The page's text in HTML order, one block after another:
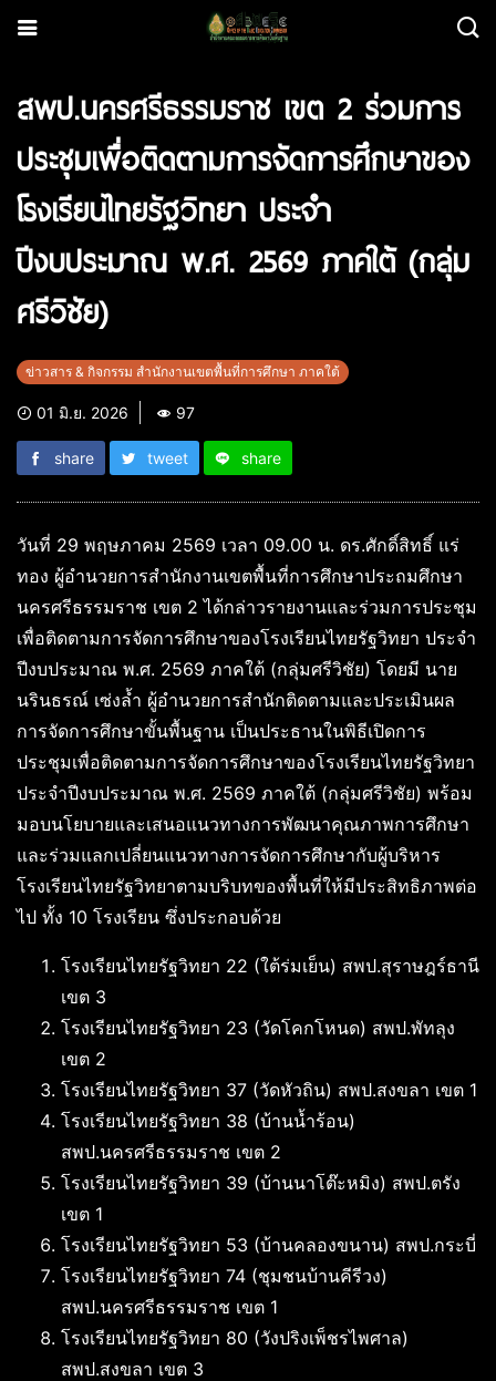
สพป.นครศรีธรรมราช เขต 2 ร่วมการ
ประชุมเพื่อติดตามการจัดการศึกษาของ
โรงเรียนไทยรัฐวิทยา ประจำ
ปีงบประมาณ พ.ศ. 2569 ภาคใต้ (กลุ่ม
ศรีวิชัย)
ข่าวสาร & กิจกรรม สำนักงานเขตพื้นที่การศึกษา ภาคใต้
01 มิ.ย. 2026 97
share tweet share
วันที่ 29 พฤษภาคม 2569 เวลา 09.00 น. ดร.ศักดิ์สิทธิ์ แร่
ทอง ผู้อำนวยการสำนักงานเขตพื้นที่การศึกษาประถมศึกษา
นครศรีธรรมราช เขต 2 ได้กล่าวรายงานและร่วมการประชุม
เพื่อติดตามการจัดการศึกษาของโรงเรียนไทยรัฐวิทยา ประจำ
ปีงบประมาณ พ.ศ. 2569 ภาคใต้ (กลุ่มศรีวิชัย) โดยมี นาย
นรินธรณ์ เซ่งล้ำ ผู้อำนวยการสำนักติดตามและประเมินผล
การจัดการศึกษาขั้นพื้นฐาน เป็นประธานในพิธีเปิดการ
ประชุมเพื่อติดตามการจัดการศึกษาของโรงเรียนไทยรัฐวิทยา
ประจำปีงบประมาณ พ.ศ. 2569 ภาคใต้ (กลุ่มศรีวิชัย) พร้อม
มอบนโยบายและเสนอแนวทางการพัฒนาคุณภาพการศึกษา
และร่วมแลกเปลี่ยนแนวทางการจัดการศึกษากับผู้บริหาร
โรงเรียนไทยรัฐวิทยาตามบริบทของพื้นที่ให้มีประสิทธิภาพต่อ
ไป ทั้ง 10 โรงเรียน ซึ่งประกอบด้วย
โรงเรียนไทยรัฐวิทยา 22 (ใต้ร่มเย็น) สพป.สุราษฎร์ธานี
เขต 3
โรงเรียนไทยรัฐวิทยา 23 (วัดโคกโหนด) สพป.พัทลุง
เขต 2
โรงเรียนไทยรัฐวิทยา 37 (วัดหัวถิน) สพป.สงขลา เขต 1
โรงเรียนไทยรัฐวิทยา 38 (บ้านน้ำร้อน)
สพป.นครศรีธรรมราช เขต 2
โรงเรียนไทยรัฐวิทยา 39 (บ้านนาโต๊ะหมิง) สพป.ตรัง
เขต 1
โรงเรียนไทยรัฐวิทยา 53 (บ้านคลองขนาน) สพป.กระบี่
โรงเรียนไทยรัฐวิทยา 74 (ชุมชนบ้านคีรีวง)
สพป.นครศรีธรรมราช เขต 1
โรงเรียนไทยรัฐวิทยา 80 (วังปริงเพ็ชรไพศาล)
สพป.สงขลา เขต 3